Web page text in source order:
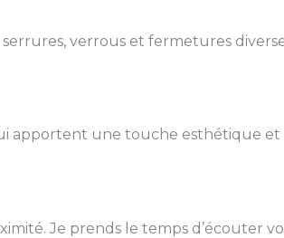
verrous et fermetures
apportent une touche esthétique et
Je prends le temps d’écouter